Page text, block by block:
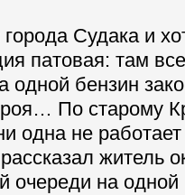
Судака и
патовая: там
одной бензин
По старому
одна не
житель
очереди на